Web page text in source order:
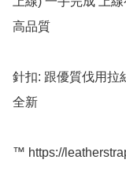
高品質
針扣: 跟優質伐用拉
全新
™️ https://